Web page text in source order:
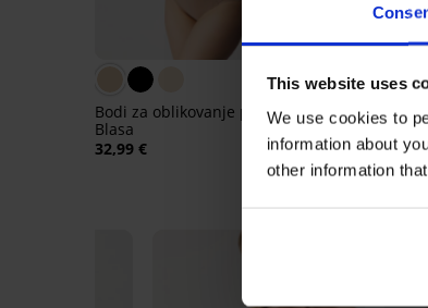
This website uses
We use cookies to
information about
other information
3,8
Bodi za oblikovanje postave
Blasa
32,99 €
Bodi za
Lora
35,99 €